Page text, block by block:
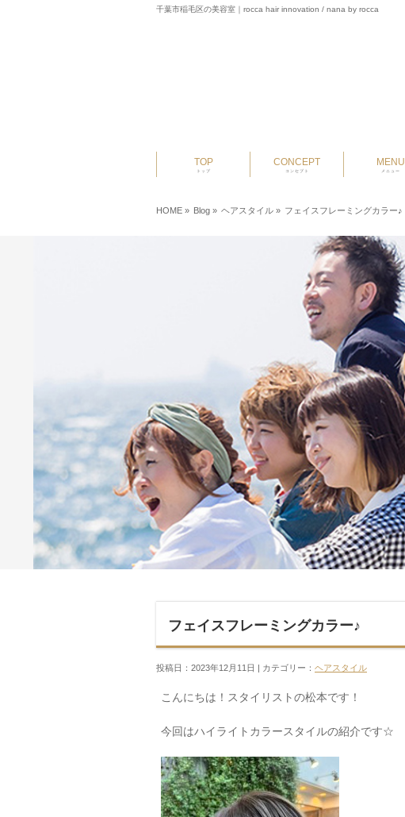
千葉市稲毛区の美容室｜rocca hair innovation / nana by rocca
TOP
トップ
CONCEPT
コンセプト
MENU
メニュー
HOME » Blog » ヘアスタイル » フェイスフレーミングカラー♪
フェイスフレーミングカラー♪
投稿日：2023年12月11日 | カテゴリー： ヘアスタイル
こんにちは！スタイリストの松本です！
今回はハイライトカラースタイルの紹介です☆